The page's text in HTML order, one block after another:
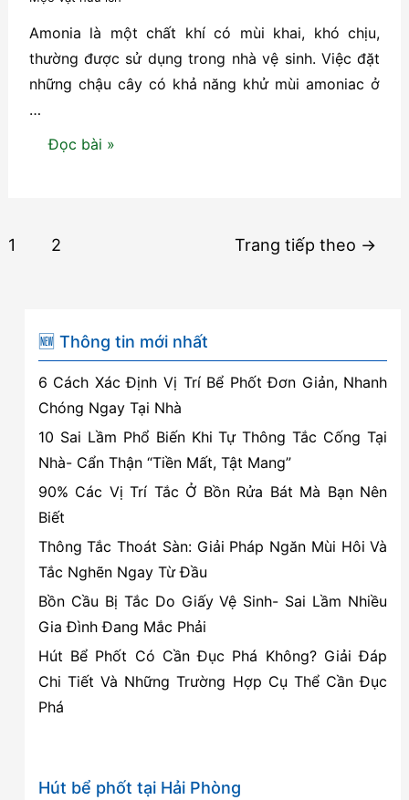
Amonia là một chất khí có mùi khai, khó chịu,
thường được sử dụng trong nhà vệ sinh. Việc đặt
những chậu cây có khả năng khử mùi amoniac ở
…
Một
có
mùi
amoniac
nhà
sinh
Đọc bài »
Phân
1 2 Trang tiếp theo →
🆕 Thông tin mới nhất
6 Cách Xác Định Vị Trí Bể Phốt Đơn Giản, Nhanh
Chóng Ngay Tại Nhà
10 Sai Lầm Phổ Biến Khi Tự Thông Tắc Cống Tại
Nhà- Cẩn Thận “Tiền Mất, Tật Mang”
90% Các Vị Trí Tắc Ở Bồn Rửa Bát Mà Bạn Nên
Biết
Thông Tắc Thoát Sàn: Giải Pháp Ngăn Mùi Hôi Và
Tắc Nghẽn Ngay Từ Đầu
Bồn Cầu Bị Tắc Do Giấy Vệ Sinh- Sai Lầm Nhiều
Gia Đình Đang Mắc Phải
Hút Bể Phốt Có Cần Đục Phá Không? Giải Đáp
Chi Tiết Và Những Trường Hợp Cụ Thể Cần Đục
Phá
Hút bể phốt tại Hải Phòng